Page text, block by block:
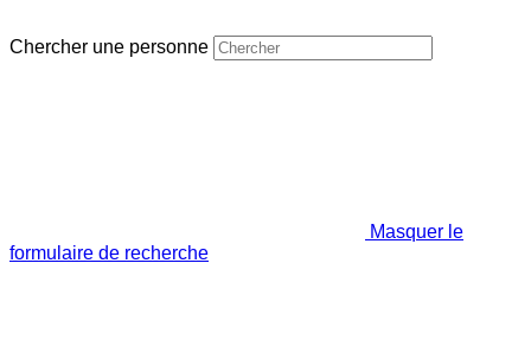
Chercher une personne
Masquer le
formulaire de recherche